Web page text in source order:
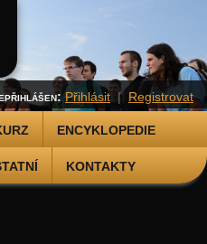
ENCYKLOPEDIE
KONTAKTY
Přihlásit | Registrovat